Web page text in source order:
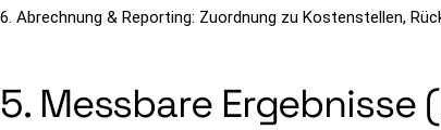
Abrechnung & Reporting: Zuordnung zu Kostenstellen,
5. Messbare Ergebnisse